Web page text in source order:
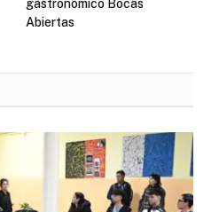
gastronómico Bocas
Abiertas